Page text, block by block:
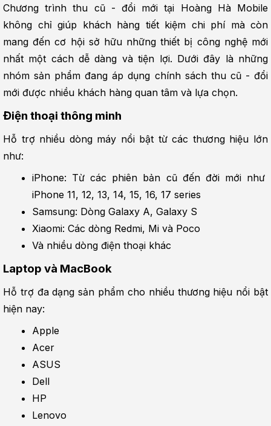
Chương trình thu cũ - đổi mới tại Hoàng Hà Mobile
không chỉ giúp khách hàng tiết kiệm chi phí mà còn
mang đến cơ hội sở hữu những thiết bị công nghệ mới
nhất một cách dễ dàng và tiện lợi. Dưới đây là những
nhóm sản phẩm đang áp dụng chính sách thu cũ - đổi
mới được nhiều khách hàng quan tâm và lựa chọn.
Điện thoại thông minh
Hỗ trợ nhiều dòng máy nổi bật từ các thương hiệu lớn
như:
iPhone: Từ các phiên bản cũ đến đời mới như
iPhone 11, 12, 13, 14, 15, 16, 17 series
Samsung: Dòng Galaxy A, Galaxy S
Xiaomi: Các dòng Redmi, Mi và Poco
Và nhiều dòng điện thoại khác
Laptop và MacBook
Hỗ trợ đa dạng sản phẩm cho nhiều thương hiệu nổi bật
hiện nay:
Apple
Acer
ASUS
Dell
HP
Lenovo